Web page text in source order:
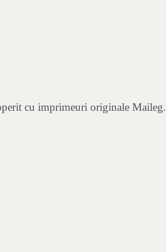
cu imprimeuri originale Maileg.